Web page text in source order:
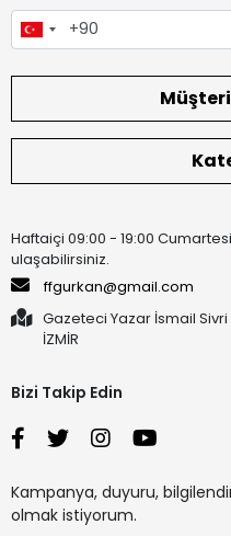
Haftaiçi 09:00 - 19:00
ulaşabilirsiniz.
ffgurkan@gmail.com
Gazeteci Yazar İsmail Sivri
İZMİR
Bizi Takip Edin
Kampanya, duyuru,
olmak istiyorum.